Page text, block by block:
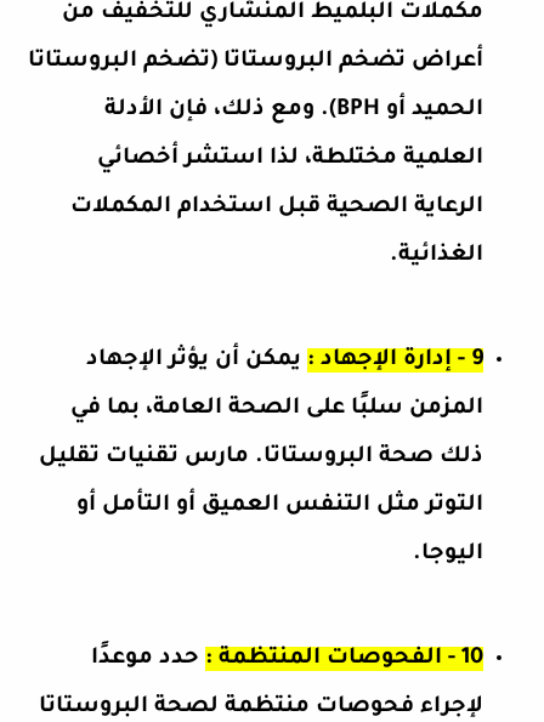
مكملات البلميط المنشاري للتخفيف من
أعراض تضخم البروستاتا (تضخم البروستاتا
الحميد أو BPH). ومع ذلك، فإن الأدلة
العلمية مختلطة، لذا استشر أخصائي
الرعاية الصحية قبل استخدام المكملات
الغذائية.
9 - إدارة الإجهاد :
يمكن أن يؤثر الإجهاد
المزمن سلبًا على الصحة العامة، بما في
ذلك صحة البروستاتا. مارس تقنيات تقليل
التوتر مثل التنفس العميق أو التأمل أو
اليوجا.
10 - الفحوصات المنتظمة :
حدد موعدًا
لإجراء فحوصات منتظمة لصحة البروستاتا